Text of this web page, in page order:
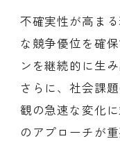
不確実性が高ま
な競争優位を確
ンを継続的に生
さらに、社会課
観の急速な変化
のアプローチが